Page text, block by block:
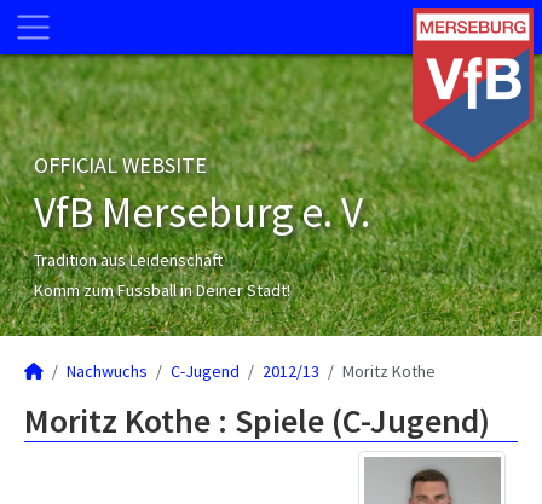
OFFICIAL WEBSITE
VfB Merseburg e. V.
Tradition aus Leidenschaft
Komm zum Fussball in Deiner Stadt!
Nachwuchs C-Jugend 2012/13 Moritz Kothe
Moritz Kothe : Spiele (C-Jugend)